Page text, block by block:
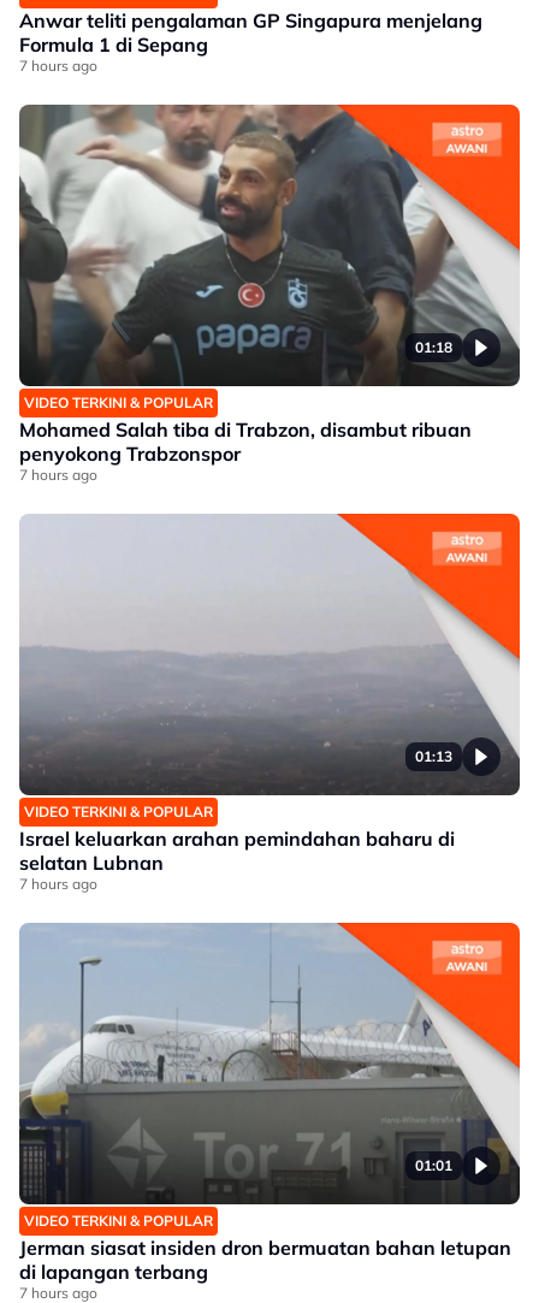
Anwar teliti pengalaman GP Singapura menjelang
Formula 1 di Sepang
7 hours ago
01:18
VIDEO TERKINI & POPULAR
Mohamed Salah tiba di Trabzon, disambut ribuan
penyokong Trabzonspor
7 hours ago
01:13
VIDEO TERKINI & POPULAR
Israel keluarkan arahan pemindahan baharu di
selatan Lubnan
7 hours ago
01:01
VIDEO TERKINI & POPULAR
Jerman siasat insiden dron bermuatan bahan letupan
di lapangan terbang
7 hours ago